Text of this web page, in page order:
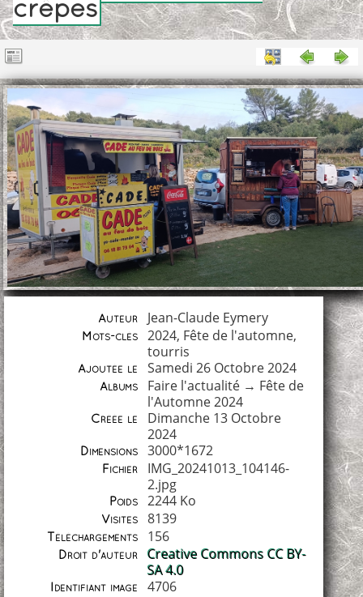
crêpes
Auteur Jean-Claude Eymery
Mots-clés 2024, Fête de l'automne,
tourris
Ajoutée le Samedi 26 Octobre 2024
Albums Faire l'actualité→ Fête de
l'Automne 2024
Créée le
Dimanche 13 Octobre
2024
Dimensions 3000*1672
Fichier
IMG_20241013_104146-
2.jpg
Poids 2244 Ko
Visites 8139
Téléchargements 156
Droit d'auteur
Creative Commons CC BY-
SA 4.0
Identifiant image 4706